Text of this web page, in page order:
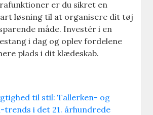
er du sikret en
løsning til at organisere dit tøj
måde. Investér i en
i dag og oplev fordelene
plads i dit klædeskab.
til stil: Tallerken- og
i det 21. århundrede